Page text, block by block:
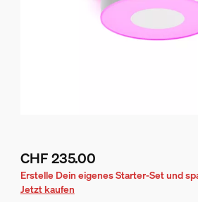
Aktueller Preis ist CHF 235.00
CHF 235.00
Erstelle Dein eigenes Starter-Set und
Jetzt kaufen